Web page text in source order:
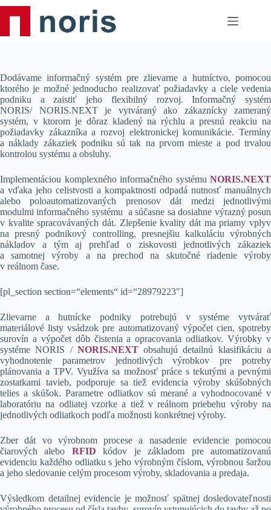
Skip
Dodávame informačný systém pre zlievarne a hutníctvo, pomocou
ktorého je možné jednoducho realizovať požiadavky a ciele vedenia
podniku a zaistiť jeho flexibilný rozvoj. Informačný systém
NORIS/ NORIS.NEXT je vytváraný ako zákaznícky zameraný
systém, v ktorom je dôraz kladený na rýchlu a presnú reakciu na
požiadavky zákazníka a rozvoj elektronickej komunikácie. Termíny
a náklady zákaziek podniku sú tak na prvom mieste a pod trvalou
kontrolou systému a obsluhy.
Implementáciou komplexného informačného systému NORIS.NEXT
a vďaka jeho celistvosti a kompaktnosti odpadá nutnosť manuálnych
alebo poloautomatizovaných prenosov dát medzi jednotlivými
modulmi informačného systému a súčasne sa dosiahne výrazný posun
v kvalite spracovávaných dát. Zlepšenie kvality dát ma priamy vplyv
na presný podnikový controlling, presnejšiu kalkuláciu výrobných
nákladov a tým aj prehľad o ziskovosti jednotlivých zákaziek
a samotnej výroby a na prechod na skutočné riadenie výroby
v reálnom čase.
[pl_section section=“elements“ id=“28979223″]
Zlievarne a hutnícke podniky potrebujú v systéme vytvárať
materiálové listy vsádzok pre automatizovaný výpočet cien, spotreby
surovín a výpočet dôb čistenia a opracovania odliatkov. Výrobky v
systéme NORIS / NORIS.NEXTobsahujú detailnú klasifikáciu a
vyhodnotenie parametrov jednotlivých výrobkov pre potreby
plánovania a TPV. Využíva sa možnosť práce s tekutými a pevnými
zostatkami tavieb, podporuje sa tiež evidencia výroby skúšobných
telies a skúšok. Parametre odliatkov sú merané a vyhodnocované v
laboratóriu na odliatej vzorke a tiež v reálnom priebehu výroby na
jednotlivých odliatkoch podľa možnosti konkrétnej výroby.
Zber dát vo výrobnom procese a nasadenie evidencie pomocou
čiarových alebo RFID kódov je základom pre automatizovanú
evidenciu každého odliatku s jeho výrobným číslom, výrobnou šaržou
a jeho sledovanie celým procesom výroby, skladovania a predaja.
Výsledkom detailnej evidencie je možnosť spätnej dosledovateľnosti